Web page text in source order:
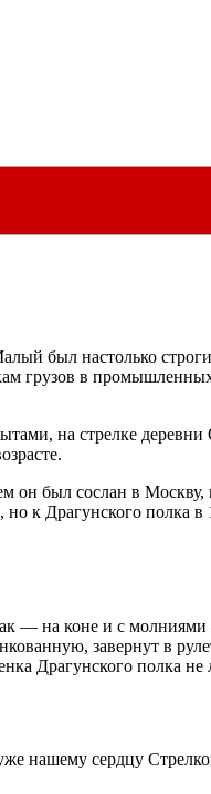
был настолько
грузов в
на стрелке
он был сослан в Москву,
к Драгунского полка в
— на коне и с молниями
завернут в
Драгунского полка
нашему сердцу